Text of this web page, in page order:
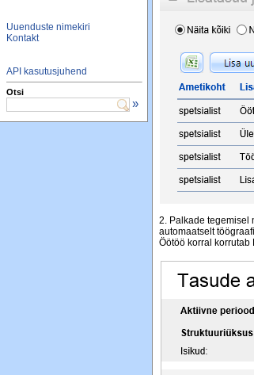
Uuenduste nimekiri
Kontakt
API kasutusjuhend
Otsi
»
2. Palkade tegemisel
automaatselt
Öötöö korral